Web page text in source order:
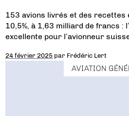
153 avions livrés et des recettes
10,5%, à 1,63 milliard de francs :
excellente pour l’avionneur
24 février 2025 par Frédéric Lert
AVIATION